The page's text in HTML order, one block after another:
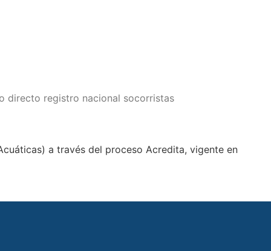
directo registro nacional socorristas
a través del proceso Acredita, vigente en